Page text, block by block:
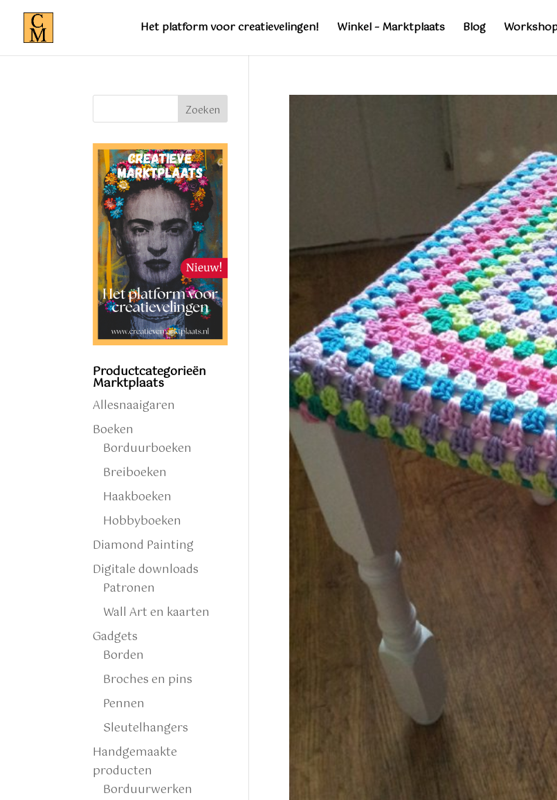
Het platform voor creatievelingen! Winkel – Marktplaats Blog
Zoeken
Productcategorieën
Marktplaats
Allesnaaigaren
Boeken
Borduurboeken
Breiboeken
Haakboeken
Hobbyboeken
Diamond Painting
Digitale downloads
Patronen
Wall Art en kaarten
Gadgets
Borden
Broches en pins
Pennen
Sleutelhangers
Handgemaakte
producten
Borduurwerken